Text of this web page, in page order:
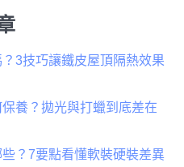
3技巧讓鐵皮屋頂隔熱效果
養？拋光與打蠟到底差在
？7要點看懂軟裝硬裝差異